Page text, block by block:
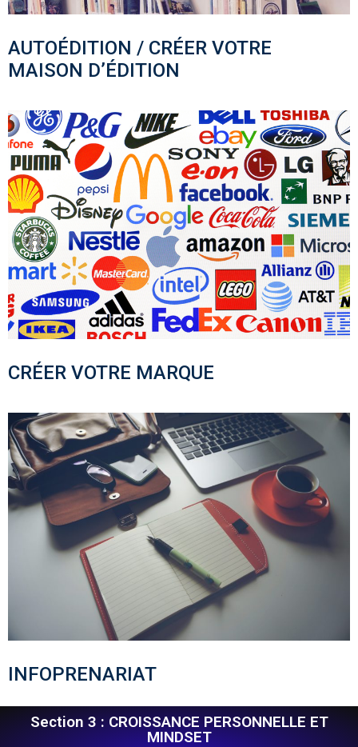
AUTOÉDITION / CRÉER VOTRE
MAISON D’ÉDITION
CRÉER VOTRE MARQUE
INFOPRENARIAT
Section 3 : CROISSANCE PERSONNELLE ET
MINDSET